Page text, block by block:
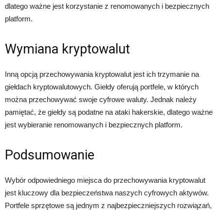
dlatego ważne jest korzystanie z renomowanych i bezpiecznych
platform.
Wymiana kryptowalut
Inną opcją przechowywania kryptowalut jest ich trzymanie na
giełdach kryptowalutowych. Giełdy oferują portfele, w których
można przechowywać swoje cyfrowe waluty. Jednak należy
pamiętać, że giełdy są podatne na ataki hakerskie, dlatego ważne
jest wybieranie renomowanych i bezpiecznych platform.
Podsumowanie
Wybór odpowiedniego miejsca do przechowywania kryptowalut
jest kluczowy dla bezpieczeństwa naszych cyfrowych aktywów.
Portfele sprzętowe są jednym z najbezpieczniejszych rozwiązań,